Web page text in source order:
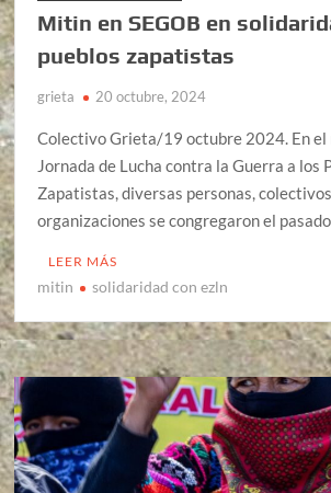
Mitin en SEGOB en
pueblos zapatistas
grieta 20 octubre, 2024
Colectivo Grieta/19 octubre 2024. En el
Jornada de Lucha contra la Guerra a los
Zapatistas, diversas personas,
organizaciones se congregaron el
LEER MÁS
mitin solidaridad con ezln